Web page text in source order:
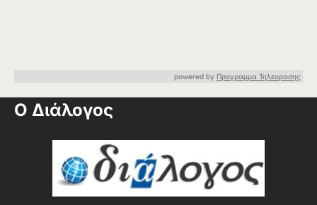
powered by Προγραμμα Τηλεορασης
Ο Διάλογος